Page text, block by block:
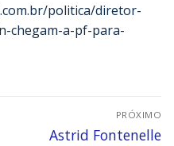
politica/diretor-
chegam-a-pf-para-
PRÓXIMO
Astrid Fontenelle